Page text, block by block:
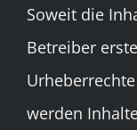
Soweit die
Betreiber
werden